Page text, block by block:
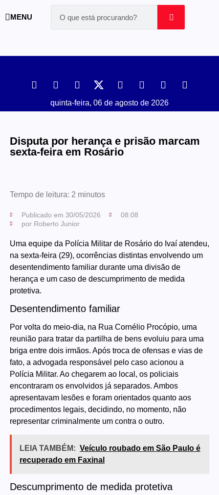
MENU
quinta-feira, 06 de agosto de 2026
Disputa por herança e prisão marcam
sexta-feira em Rosário
Tempo de leitura: 2 minutos
Publicado em 30/05/2026
08:08
por Roberto Junior
Uma equipe da Polícia Militar de Rosário do Ivaí atendeu,
na sexta-feira (29), ocorrências distintas envolvendo um
desentendimento familiar durante uma divisão de
herança e um caso de descumprimento de medida
protetiva.
Desentendimento familiar
Por volta do meio-dia, na Rua Cornélio Procópio, uma
reunião para tratar da partilha de bens evoluiu para uma
briga entre dois irmãos. Após troca de ofensas e vias de
fato, a advogada responsável pelo caso acionou a
Polícia Militar. Ao chegarem ao local, os policiais
encontraram os envolvidos já separados. Ambos
apresentavam lesões e foram orientados quanto aos
procedimentos legais, decidindo, no momento, não
representar criminalmente um contra o outro.
LEIA TAMBÉM: Veículo roubado em São Paulo é
recuperado em Faxinal
Descumprimento de medida protetiva